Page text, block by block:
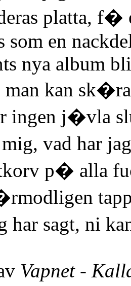
platta,
som en
nya album
man kan
j�vla
vad har
p� alla
har sagt, ni
Vapnet -